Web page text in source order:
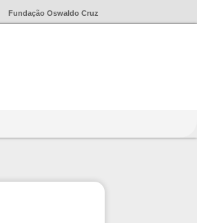
Fundação Oswaldo Cruz